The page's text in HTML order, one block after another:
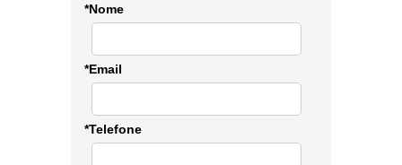
*Nome
*Email
*Telefone